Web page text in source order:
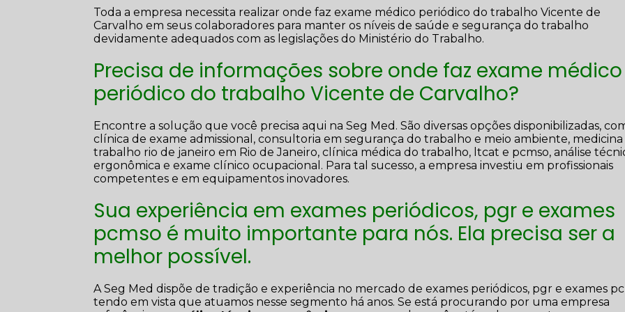
Toda a empresa necessita realizar onde faz exame médico periódico do trabalho Vicente de
Carvalho em seus colaboradores para manter os níveis de saúde e segurança do trabalho
devidamente adequados com as legislações do Ministério do Trabalho.
Precisa de informações sobre onde faz exame médico
periódico do trabalho Vicente de Carvalho?
Encontre a solução que você precisa aqui na Seg Med. São diversas opções disponibilizadas,
clínica de exame admissional, consultoria em segurança do trabalho e meio ambiente, medicina
trabalho rio de janeiro em Rio de Janeiro, clínica médica do trabalho, ltcat e pcmso, análise
ergonômica e exame clínico ocupacional. Para tal sucesso, a empresa investiu em profissionais
competentes e em equipamentos inovadores.
Sua experiência em exames periódicos, pgr e exames
pcmso é muito importante para nós. Ela precisa ser a
melhor possível.
A Seg Med dispõe de tradição e experiência no mercado de exames periódicos, pgr e exames
tendo em vista que atuamos nesse segmento há anos. Se está procurando por uma empresa